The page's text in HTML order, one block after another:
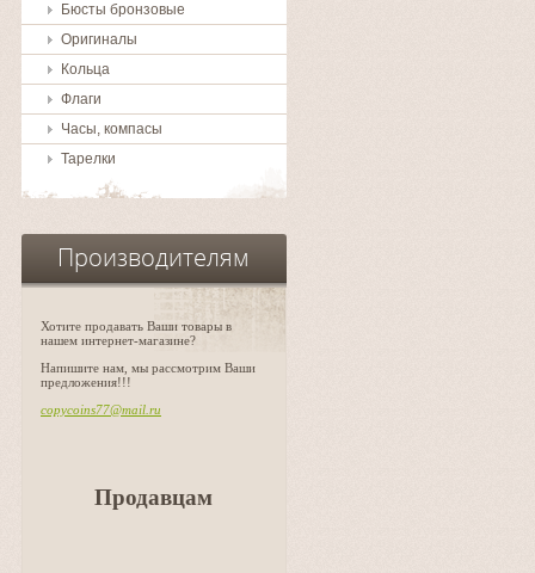
Бюсты бронзовые
Оригиналы
Кольца
Флаги
Часы, компасы
Тарелки
Производителям
Хотите продавать Ваши товары в
нашем интернет-магазине?
Напишите нам, мы рассмотрим Ваши
предложения!!!
copycoins77@mail.ru
Продавцам